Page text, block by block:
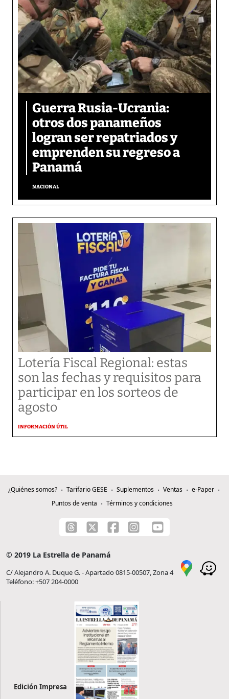
Guerra Rusia-Ucrania:
otros dos panameños
logran ser repatriados y
emprenden su regreso a
Panamá
NACIONAL
Lotería Fiscal Regional: estas
son las fechas y requisitos para
participar en los sorteos de
agosto
INFORMACIÓN ÚTIL
¿Quiénes somos? Tarifario GESE Suplementos Ventas
e-Paper
Puntos de venta
Términos y condiciones
© 2019 La Estrella de Panamá
C/ Alejandro A. Duque G. - Apartado 0815-00507, Zona 4
Teléfono: +507 204-0000
Edición Impresa